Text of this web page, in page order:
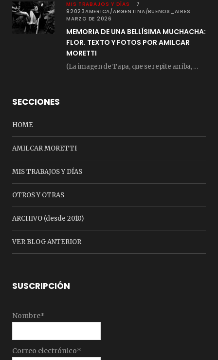
MIS TRABAJOS Y DÍAS
7
92023AMERICA/ARGENTINA/BUENOS_AIRES
MARZO DE 2026
MEMORIA DE UNA BELLÍSIMA MUCHACHA:
FLOR. TEXTO Y FOTOS POR AMILCAR
MORETTI
(La imagen de Tapa, que se repite arriba, fue compuesta por Amilcar Moretti el viernes…
SECCIONES
HOME
AMILCAR MORETTI
MIS TRABAJOS Y DÍAS
OTROS Y OTRAS
ARCHIVO (desde 2010)
VER BLOG ANTERIOR
SUSCRIPCIÓN
Nombre*
Correo electrónico*